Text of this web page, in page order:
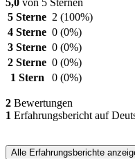
5,0 von 5 Sternen
5 Sterne 2 (100%)
4 Sterne 0 (0%)
3 Sterne 0 (0%)
2 Sterne 0 (0%)
1 Stern
0 (0%)
2 Bewertungen
1 Erfahrungsbericht auf
Alle Erfahrungsberichte